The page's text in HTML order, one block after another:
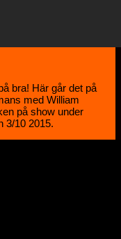
bra! Här går det på
med William
på show under
3/10 2015.